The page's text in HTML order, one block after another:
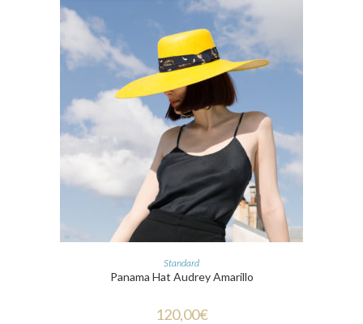
CHOIX DES OPTIONS
Standard
Panama Hat Audrey Amarillo
120,00€